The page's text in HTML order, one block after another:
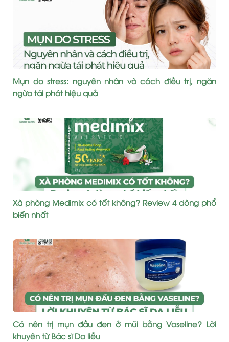
Mụn do stress: nguyên nhân và cách điều trị, ngăn
ngừa tái phát hiệu quả
Xà phòng Medimix có tốt không? Review 4 dòng phổ
biến nhất
Có nên trị mụn đầu đen ở mũi bằng Vaseline? Lời
khuyên từ Bác sĩ Da liễu